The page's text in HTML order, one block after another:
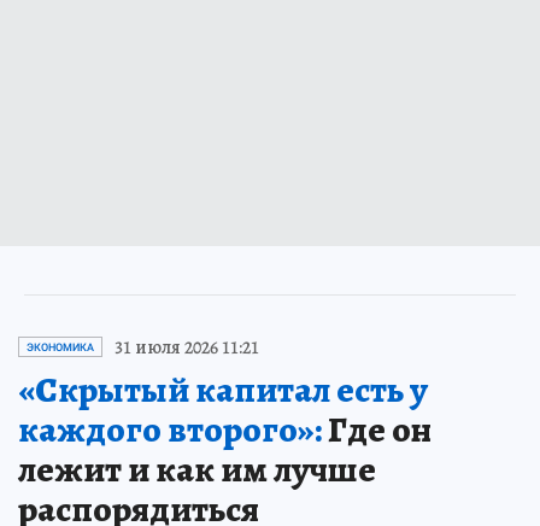
ЭКОНОМИКА 31 июля 2026 11:21
«Скрытый капитал есть у
каждого второго»:Где он
лежит и как им лучше
распорядиться